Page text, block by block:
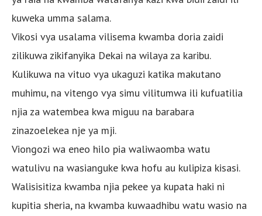
kuweka umma salama.
Vikosi vya usalama vilisema kwamba doria zaidi
zilikuwa zikifanyika Dekai na wilaya za karibu.
Kulikuwa na vituo vya ukaguzi katika makutano
muhimu, na vitengo vya simu vilitumwa ili kufuatilia
njia za watembea kwa miguu na barabara
zinazoelekea nje ya mji.
Viongozi wa eneo hilo pia waliwaomba watu
watulivu na wasianguke kwa hofu au kulipiza kisasi.
Walisisitiza kwamba njia pekee ya kupata haki ni
kupitia sheria, na kwamba kuwaadhibu watu wasio na